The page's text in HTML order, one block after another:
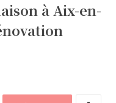
à Aix-en-